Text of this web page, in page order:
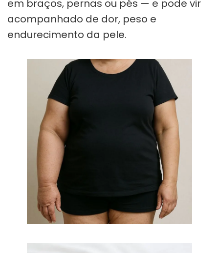
em braços, pernas ou pés — e pode vir
acompanhado de dor, peso e
endurecimento da pele.